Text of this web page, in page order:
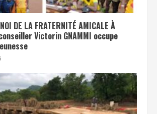
DE LA FRATERNITÉ AMICALE À
Victorin GNAMMI occupe